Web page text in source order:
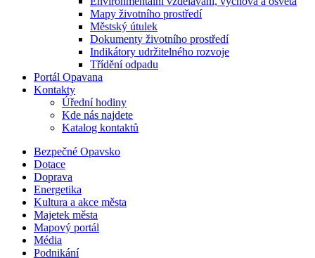
Mapy životního prostředí
Městský útulek
Dokumenty životního prostředí
Indikátory udržitelného rozvoje
Třídění odpadu
Portál Opavana
Kontakty
Úřední hodiny
Kde nás najdete
Katalog kontaktů
Bezpečné Opavsko
Dotace
Doprava
Energetika
Kultura a akce města
Majetek města
Mapový portál
Média
Podnikání